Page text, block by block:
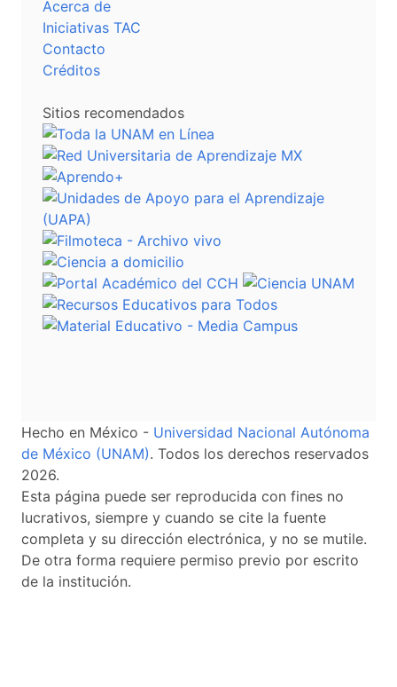
Acerca de
Iniciativas TAC
Contacto
Créditos
Sitios recomendados
Hecho en México - Universidad Nacional Autónoma
de México (UNAM). Todos los derechos reservados
2026.
Esta página puede ser reproducida con fines no
lucrativos, siempre y cuando se cite la fuente
completa y su dirección electrónica, y no se mutile.
De otra forma requiere permiso previo por escrito
de la institución.